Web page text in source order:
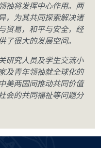
袖将发挥中心作用。两
，为其共同探索解决诸
贸易，和平与安全，经
很大的发展空间。
研究人员及学生交流小
及青年领袖就全球化的
美两国间推动共同价值
会的共同福祉等问题分